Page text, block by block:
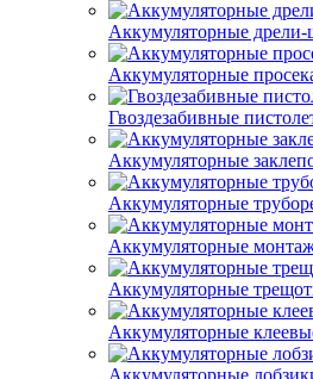
Аккумуляторные
Аккумуляторные
Гвоздезабивные
Аккумуляторные
Аккумуляторные
Аккумуляторные
Аккумуляторные
Аккумуляторные
Аккумуляторные